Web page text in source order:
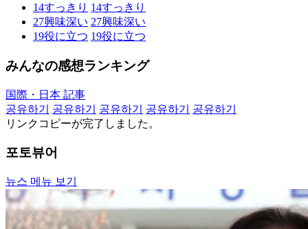
14すっきり 14すっきり
27興味深い 27興味深い
19役に立つ 19役に立つ
みんなの感想ランキング
国際・日本 記事
공유하기
공유하기 공유하기 공유하기
공유하기
リンクコピーが完了しました。
포토뷰어
뉴스 메뉴 보기